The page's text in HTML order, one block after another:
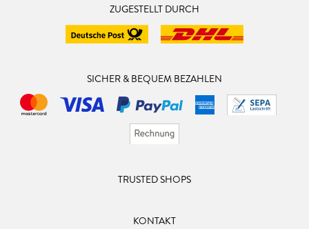
ZUGESTELLT DURCH
SICHER & BEQUEM BEZAHLEN
TRUSTED SHOPS
KONTAKT